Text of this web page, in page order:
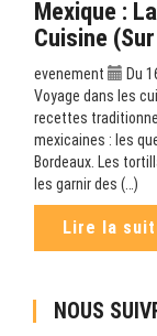
Mexique :
Cuisine
evenement
Du
Voyage dans les
recettes
mexicaines : les
Bordeaux. Les
les garnir des (…)
Lire la
NOUS